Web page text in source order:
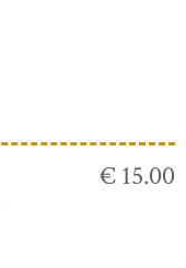
€ 15.00